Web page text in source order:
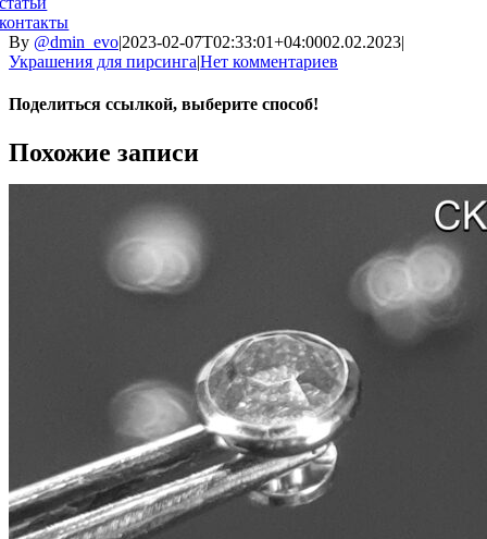
контакты
By @dmin_evo|2023-02-07T02:33:01+04:0002.02.2023|
Украшения для пирсинга|Нет комментариев
Поделиться ссылкой, выберите способ!
Facebook
X
Reddit
LinkedIn
WhatsApp
Telegram
Tumblr
Pinterest
Vk
Email
Похожие записи